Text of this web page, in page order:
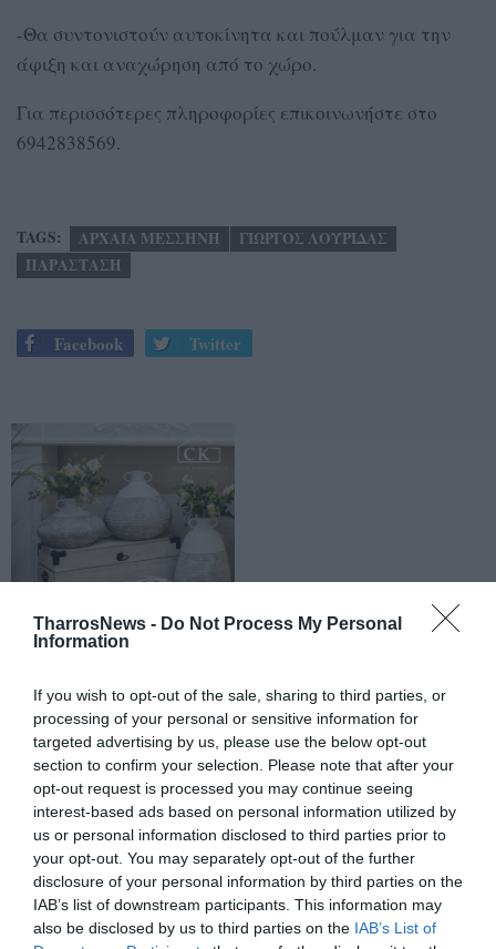
TharrosNews - Do Not Process My Personal
Information
If you wish to opt-out of the sale, sharing to third parties, or
processing of your personal or sensitive information for
targeted advertising by us, please use the below opt-out
section to confirm your selection. Please note that after your
opt-out request is processed you may continue seeing
interest-based ads based on personal information utilized by
us or personal information disclosed to third parties prior to
your opt-out. You may separately opt-out of the further
disclosure of your personal information by third parties on the
IAB’s list of downstream participants. This information may
also be disclosed by us to third parties on the IAB’s List of
-Θα συντονιστούν αυτοκίνητα και πούλμαν για την
άφιξη και αναχώρηση από το χώρο.
Για περισσότερες πληροφορίες επικοινωνήστε στο
6942838569.
TAGS: ΑΡΧΑΙΑ ΜΕΣΣΗΝΗ
ΓΙΩΡΓΟΣ ΛΟΥΡΙΔΑΣ
ΠΑΡΑΣΤΑΣΗ
Facebook Twitter